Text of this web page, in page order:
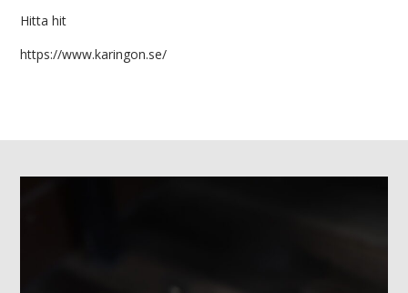
Hitta hit
https://www.karingon.se/